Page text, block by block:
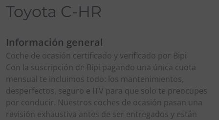
Toyota C-HR
Información general
Coche de ocasión certificado y verificado por Bipi
Con la suscripción de Bipi pagando una única cuota
mensual te incluimos todo: los mantenimientos,
desperfectos, seguro e ITV para que solo te preocupes
por conducir. Nuestros coches de ocasión pasan una
revisión exhaustiva antes de ser entregados y están